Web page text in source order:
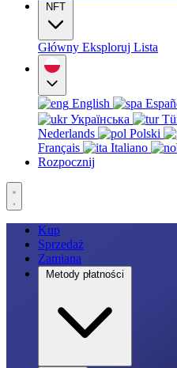
NFT
Główny Eksploruj Lista
English
Українська
Nederlands
Polski
Français
Italiano
Rozpocznij
Kup
Sprzedaż
Zamiana
Metody płatności